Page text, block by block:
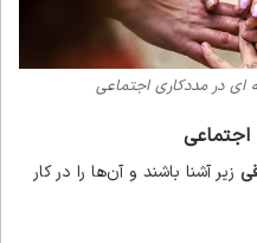
ای در مددکاری اجتماعی
زیر آشنا باشند و آن‌ها را در کار